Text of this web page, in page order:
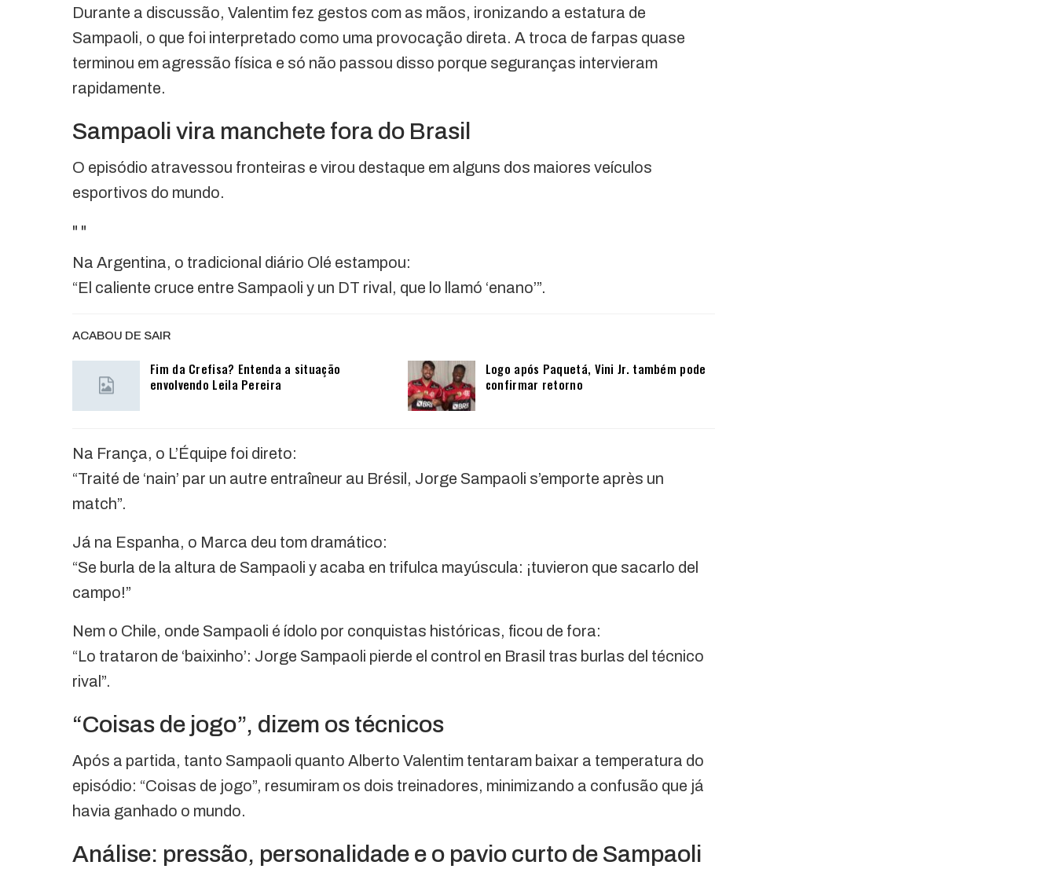
Durante a discussão, Valentim fez gestos com as mãos, ironizando a estatura de
Sampaoli, o que foi interpretado como uma provocação direta. A troca de farpas quase
terminou em agressão física e só não passou disso porque seguranças intervieram
rapidamente.
Sampaoli vira manchete fora do Brasil
O episódio atravessou fronteiras e virou destaque em alguns dos maiores veículos
esportivos do mundo.
" "
Na Argentina, o tradicional diário Olé estampou:
“El caliente cruce entre Sampaoli y un DT rival, que lo llamó ‘enano’”.
ACABOU DE SAIR
Fim da Crefisa? Entenda a situação
envolvendo Leila Pereira
Logo após Paquetá, Vini Jr. também pode
confirmar retorno
Na França, o L’Équipe foi direto:
“Traité de ‘nain’ par un autre entraîneur au Brésil, Jorge Sampaoli s’emporte après un
match”.
Já na Espanha, o Marca deu tom dramático:
“Se burla de la altura de Sampaoli y acaba en trifulca mayúscula: ¡tuvieron que sacarlo del
campo!”
Nem o Chile, onde Sampaoli é ídolo por conquistas históricas, ficou de fora:
“Lo trataron de ‘baixinho’: Jorge Sampaoli pierde el control en Brasil tras burlas del técnico
rival”.
“Coisas de jogo”, dizem os técnicos
Após a partida, tanto Sampaoli quanto Alberto Valentim tentaram baixar a temperatura do
episódio: “Coisas de jogo”, resumiram os dois treinadores, minimizando a confusão que já
havia ganhado o mundo.
Análise: pressão, personalidade e o pavio curto de Sampaoli